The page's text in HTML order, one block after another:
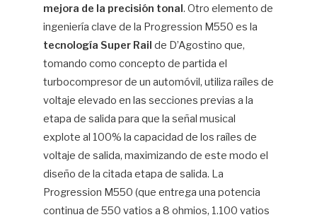
mejora de la precisión tonal. Otro elemento de
ingeniería clave de la Progression M550 es la
tecnología Super Rail de D’Agostino que,
tomando como concepto de partida el
turbocompresor de un automóvil, utiliza raíles de
voltaje elevado en las secciones previas a la
etapa de salida para que la señal musical
explote al 100% la capacidad de los raíles de
voltaje de salida, maximizando de este modo el
diseño de la citada etapa de salida. La
Progression M550 (que entrega una potencia
continua de 550 vatios a 8 ohmios, 1.100 vatios